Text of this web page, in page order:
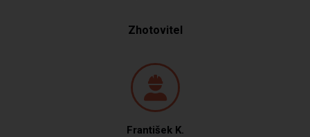
Zhotovitel
František K.